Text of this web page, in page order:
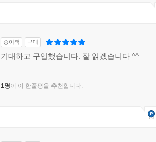
종이책 구매
기대하고 구입했습니다. 잘 읽겠습니다 ^^
1명이 이 한줄평을 추천합니다.